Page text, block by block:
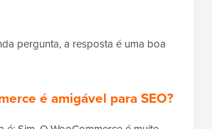
pergunta, a resposta é uma boa
é amigável para SEO?